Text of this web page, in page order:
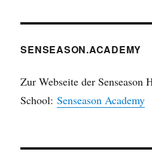
SENSEASON.ACADEMY
Zur Webseite der Senseason
School:Senseason Academy